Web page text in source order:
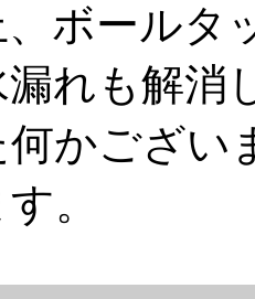
ボールタ
漏れも解消
かござい
。